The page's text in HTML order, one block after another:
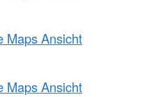
Maps Ansicht
Maps Ansicht